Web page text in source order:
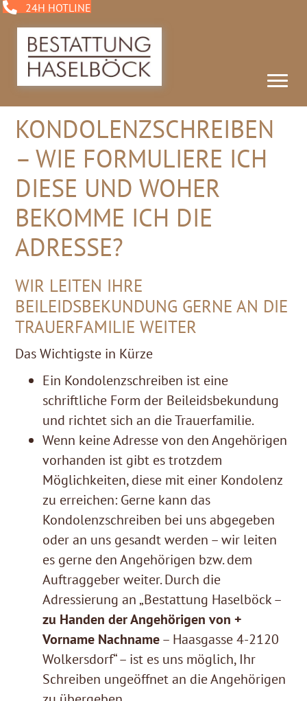
24H HOTLINE
KONDOLENZSCHREIBEN
– WIE FORMULIERE ICH
DIESE UND WOHER
BEKOMME ICH DIE
ADRESSE?
WIR LEITEN IHRE
BEILEIDSBEKUNDUNG GERNE AN DIE
TRAUERFAMILIE WEITER
Das Wichtigste in Kürze
Ein Kondolenzschreiben ist eine
schriftliche Form der Beileidsbekundung
und richtet sich an die Trauerfamilie.
Wenn keine Adresse von den Angehörigen
vorhanden ist gibt es trotzdem
Möglichkeiten, diese mit einer Kondolenz
zu erreichen: Gerne kann das
Kondolenzschreiben bei uns abgegeben
oder an uns gesandt werden – wir leiten
es gerne den Angehörigen bzw. dem
Auftraggeber weiter. Durch die
Adressierung an „Bestattung Haselböck –
zu Handen der Angehörigen von +
Vorname Nachname– Haasgasse 4-2120
Wolkersdorf“ – ist es uns möglich, Ihr
Schreiben ungeöffnet an die Angehörigen